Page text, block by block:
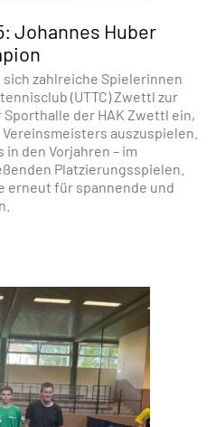
Johannes Huber
zahlreiche Spielerinnen
(UTTC) Zwettl zur
der HAK Zwettl ein,
auszuspielen.
den Vorjahren – im
Platzierungsspielen.
erneut für spannende und